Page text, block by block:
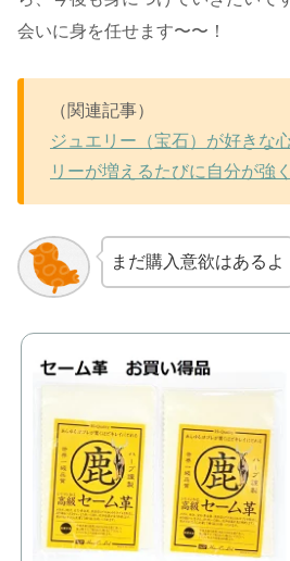
会いに身を任せます〜〜！
（関連記事）
ジュエリー（宝石）が好きな
リーが増えるたびに自分が強
まだ購入意欲はあるよ